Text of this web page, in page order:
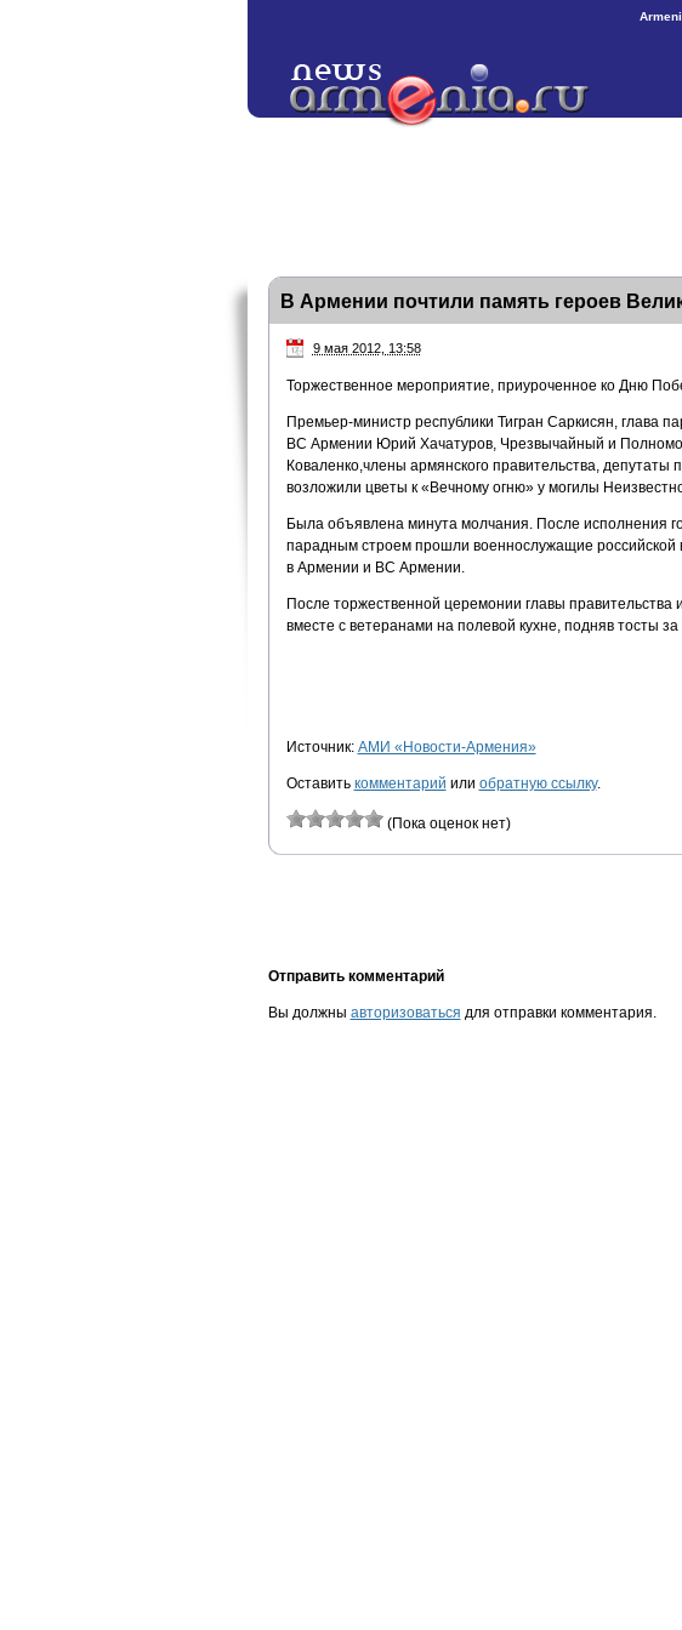
В Армении почтили память героев
9 мая 2012, 13:58
Торжественное мероприятие, приуроченное ко Дню
Премьер-министр республики Тигран Саркисян, глава
ВС Армении Юрий Хачатуров, Чрезвычайный и
Коваленко,члены армянского правительства, депутаты
возложили цветы к «Вечному огню» у могилы
Была объявлена минута молчания. После исполнения
парадным строем прошли военнослужащие
в Армении и ВС Армении.
После торжественной церемонии главы
вместе с ветеранами на полевой кухне, подняв тосты
Источник: АМИ «Новости-Армения»
Оставить комментарий или обратную ссылку.
(Пока оценок нет)
Отправить комментарий
Вы должны авторизоваться для отправки комментария.